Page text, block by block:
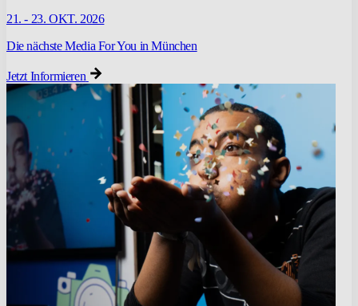
21. - 23. OKT. 2026
Die nächste Media For You in München
Jetzt Informieren